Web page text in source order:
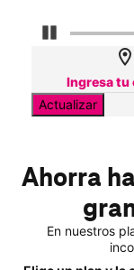
Detener
location_on
Actualizar